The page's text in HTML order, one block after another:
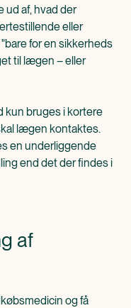
af, hvad der
eller
for en sikkerheds
til lægen – eller
kun bruges i kortere
lægen kontaktes.
en underliggende
end det der findes i
af
og få